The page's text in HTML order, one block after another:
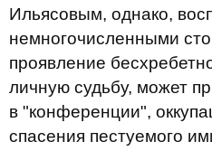
Ильясовым, однако,
немногочисленными
проявление
личную судьбу, может
в "конференции",
спасения пестуемого